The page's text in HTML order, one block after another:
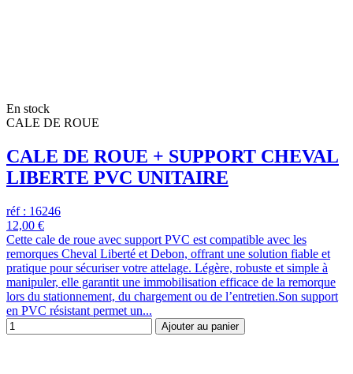
En stock
CALE DE ROUE
CALE DE ROUE + SUPPORT CHEVAL
LIBERTE PVC UNITAIRE
réf : 16246
12,00 €
Cette cale de roue avec support PVC est compatible avec les
remorques Cheval Liberté et Debon, offrant une solution fiable et
pratique pour sécuriser votre attelage. Légère, robuste et simple à
manipuler, elle garantit une immobilisation efficace de la remorque
lors du stationnement, du chargement ou de l’entretien.Son support
en PVC résistant permet un...
Ajouter au panier